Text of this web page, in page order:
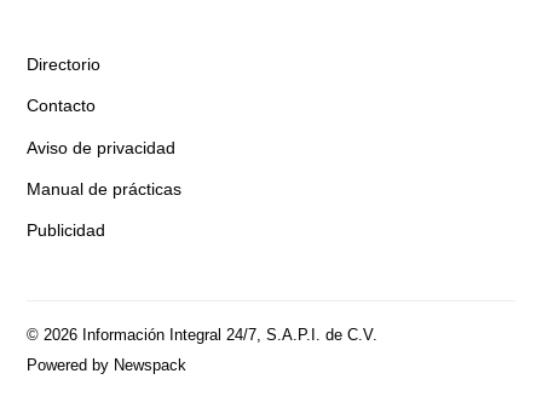
Directorio
Contacto
Aviso de privacidad
Manual de prácticas
Publicidad
© 2026 Información Integral 24/7, S.A.P.I. de C.V.
Powered by Newspack